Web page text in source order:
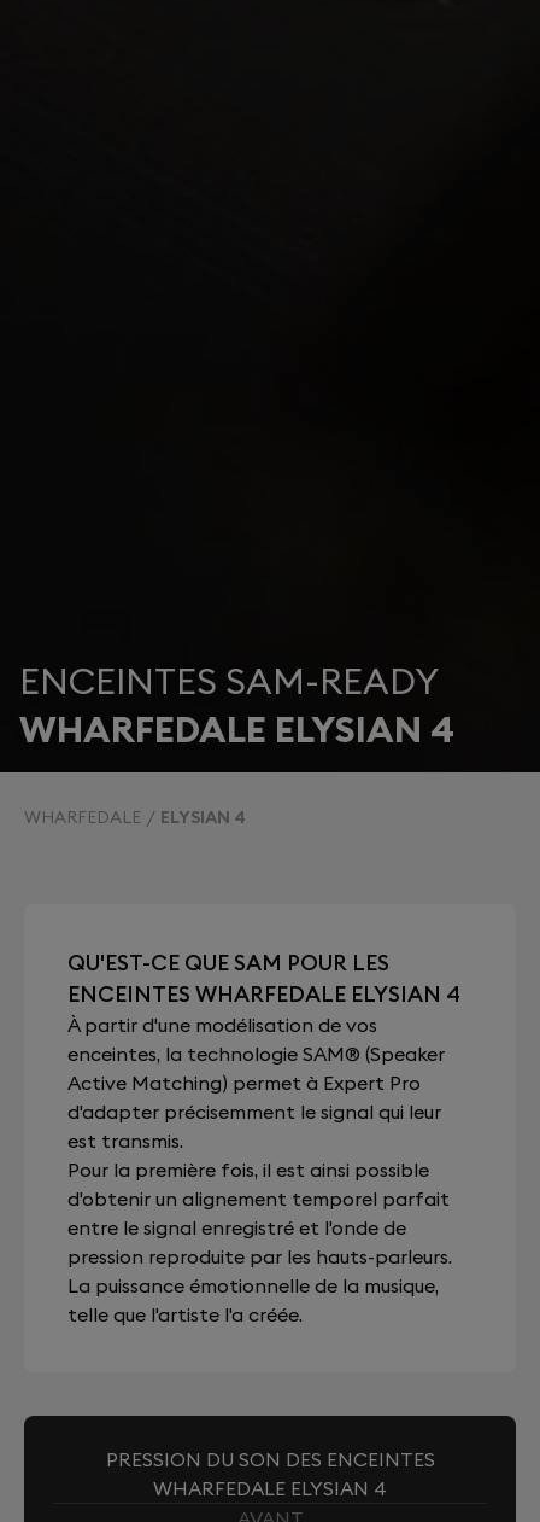
ENCEINTES SAM-READY
WHARFEDALE ELYSIAN 4
WHARFEDALE ELYSIAN 4
QU'EST-CE QUE SAM POUR LES
ENCEINTES WHARFEDALE ELYSIAN 4
À partir d'une modélisation de vos
enceintes, la technologie SAM® (Speaker
Active Matching) permet à Expert Pro
d'adapter précisemment le signal qui leur
est transmis.
Pour la première fois, il est ainsi possible
d'obtenir un alignement temporel parfait
entre le signal enregistré et l'onde de
pression reproduite par les hauts-parleurs.
La puissance émotionnelle de la musique,
telle que l'artiste l'a créée.
PRESSION DU SON DES ENCEINTES
WHARFEDALE ELYSIAN 4